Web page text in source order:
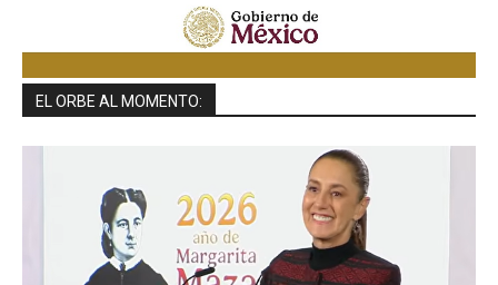
EL ORBE AL MOMENTO: